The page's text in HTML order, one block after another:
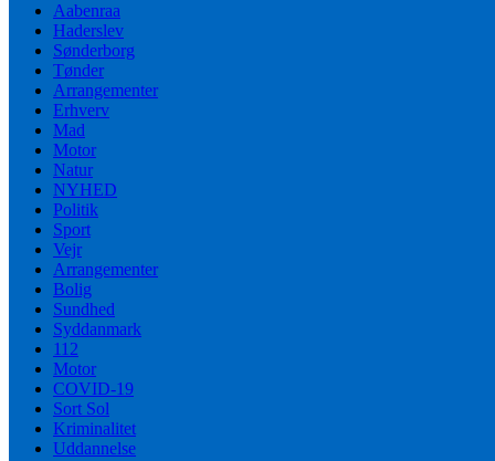
Aabenraa
Haderslev
Sønderborg
Tønder
Arrangementer
Erhverv
Mad
Motor
Natur
NYHED
Politik
Sport
Vejr
Arrangementer
Bolig
Sundhed
Syddanmark
112
Motor
COVID-19
Sort Sol
Kriminalitet
Uddannelse